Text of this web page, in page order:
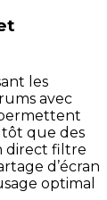
les
avec
que des
direct filtre
d’écran
optimal